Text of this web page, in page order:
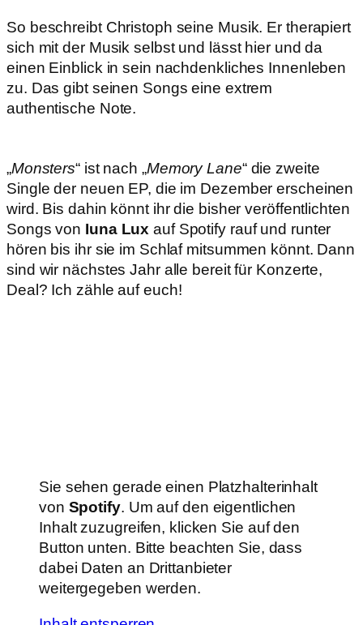
So beschreibt Christoph seine Musik. Er therapiert
sich mit der Musik selbst und lässt hier und da
einen Einblick in sein nachdenkliches Innenleben
zu. Das gibt seinen Songs eine extrem
authentische Note.
„Monsters“ ist nach „Memory Lane“ die zweite
Single der neuen EP, die im Dezember erscheinen
wird. Bis dahin könnt ihr die bisher veröffentlichten
Songs von Iuna Lux auf Spotify rauf und runter
hören bis ihr sie im Schlaf mitsummen könnt. Dann
sind wir nächstes Jahr alle bereit für Konzerte,
Deal? Ich zähle auf euch!
Sie sehen gerade einen Platzhalterinhalt
von Spotify. Um auf den eigentlichen
Inhalt zuzugreifen, klicken Sie auf den
Button unten. Bitte beachten Sie, dass
dabei Daten an Drittanbieter
weitergegeben werden.